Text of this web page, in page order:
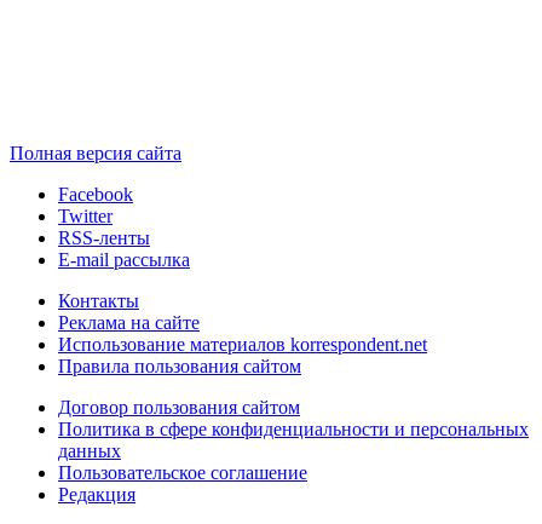
Полная версия сайта
Facebook
Twitter
RSS-ленты
E-mail рассылка
Контакты
Реклама на сайте
Использование материалов korrespondent.net
Правила пользования сайтом
Договор пользования сайтом
Политика в сфере конфиденциальности и персональных
данных
Пользовательское соглашение
Редакция